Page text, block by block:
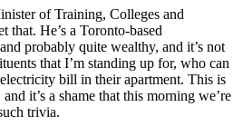
of Training, Colleges and
that. He’s a Toronto-based
probably quite wealthy, and it’s not
that I’m standing up for, who can
bill in their apartment. This is
it’s a shame that this morning we’re
trivia.